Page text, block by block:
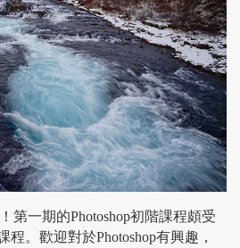
第一期的Photoshop初階課程頗受
。歡迎對於Photoshop有興趣，